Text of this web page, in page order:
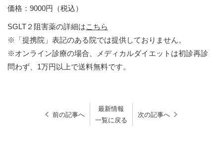
価格：9000円（税込）
SGLT２阻害薬の詳細はこちら
※「提携院」表記のある院では提供しておりません。
※オンライン診療の場合、メディカルダイエットは初診再診
問わず、1万円以上で送料無料です。
前の記事へ
最新情報
一覧に戻る
次の記事へ